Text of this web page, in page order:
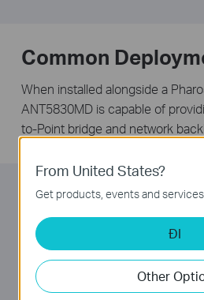
Common
When installed alongside a
ANT5830MD is capable of
to-Point bridge and network
Easy Installation
TP-LINK dish antennas feature a
apparatus and work seamlessly
Stations, meaning that no tools
installation.
From United States?
Get products, events and
ĐI
Other